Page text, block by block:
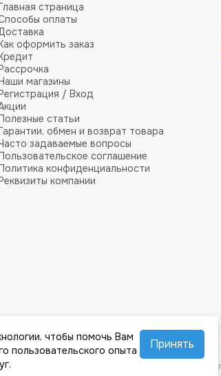
страница
оплаты
оформить заказ
магазины
/ Вход
статьи
обмен и возврат товара
задаваемые вопросы
соглашение
конфиденциальности
компании
характер и ни при каких условиях не
чтобы помочь Вам
пользовательского опыта
Принять